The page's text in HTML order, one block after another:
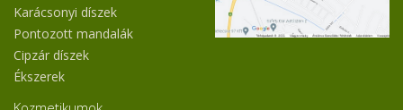
Karácsonyi díszek
Pontozott mandalák
Cipzár díszek
Ékszerek